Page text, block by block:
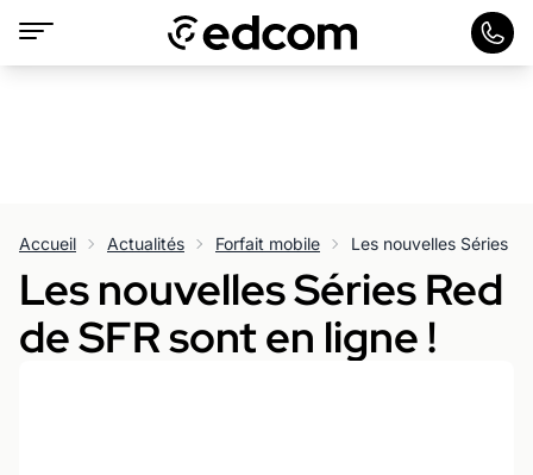
Accueil Actualités Forfait mobile Les nouvelles Séries
Les nouvelles Séries Red
de SFR sont en ligne !